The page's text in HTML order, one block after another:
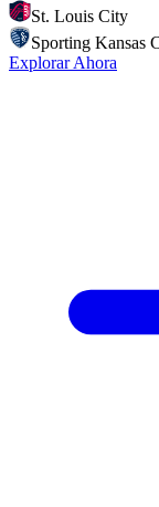
St. Louis City
Sporting Kansas
Explorar Ahora